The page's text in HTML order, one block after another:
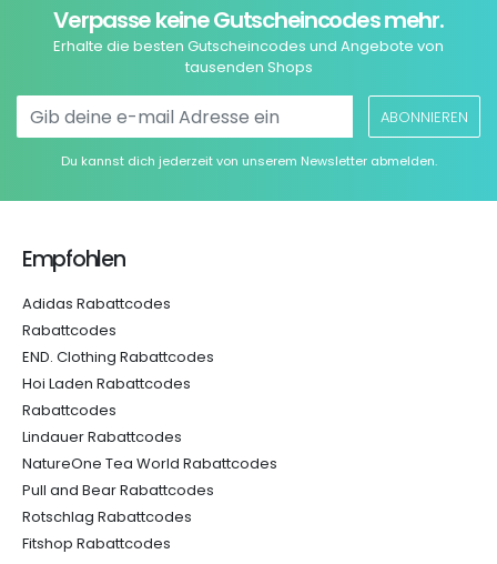
Verpasse keine Gutscheincodes mehr.
Erhalte die besten Gutscheincodes und Angebote von
tausenden Shops
ABONNIEREN
Du kannst dich jederzeit von unserem Newsletter abmelden.
Empfohlen
Adidas Rabattcodes
Rabattcodes
END. Clothing Rabattcodes
Hoi Laden Rabattcodes
Rabattcodes
Lindauer Rabattcodes
NatureOne Tea World Rabattcodes
Pull and Bear Rabattcodes
Rotschlag Rabattcodes
Fitshop Rabattcodes